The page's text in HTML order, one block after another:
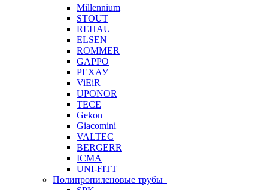
Millennium
STOUT
REHAU
ELSEN
ROMMER
GAPPO
РЕХАУ
ViEiR
UPONOR
TECE
Gekon
Giacomini
VALTEC
BERGERR
ICMA
UNI-FITT
Полипропиленовые трубы